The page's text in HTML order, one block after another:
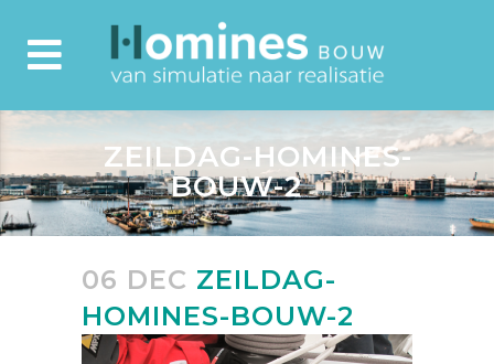
ZEILDAG-HOMINES-
BOUW-2
06 DEC ZEILDAG-
HOMINES-BOUW-2